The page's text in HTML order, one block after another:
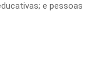
e pessoas